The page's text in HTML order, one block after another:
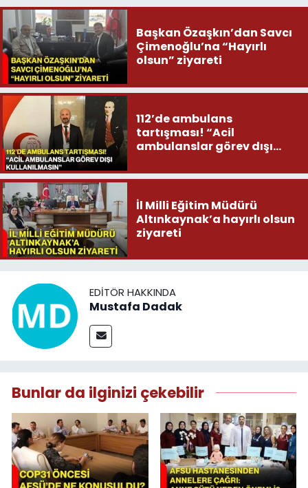
Başkan Özaşkın’dan Savcı
Çimenoğlu’na “Hayırlı
olsun” ziyareti
112’de ambulans
tartışması! “Acil
ambulanslar görev dışı
İl Milli Eğitim Müdürü
Altınkaynak’a hayırlı olsun
ziyareti
EDITÖR HAKKINDA
Mustafa Dadak
Bunlar da ilginizi çekebilir